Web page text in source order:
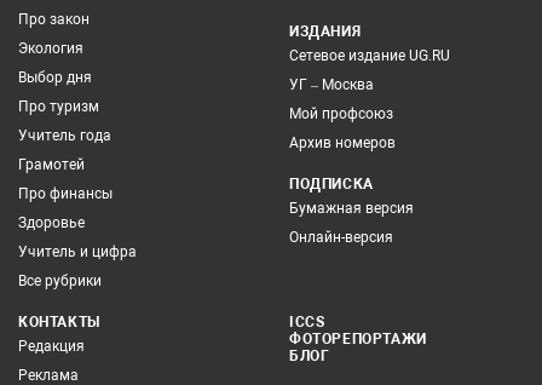
Про закон
Экология
Выбор дня
Про туризм
Учитель года
Грамотей
Про финансы
Здоровье
Учитель и цифра
Все рубрики
ИЗДАНИЯ
Сетевое издание UG.RU
УГ – Москва
Мой профсоюз
Архив номеров
ПОДПИСКА
Бумажная версия
Онлайн-версия
КОНТАКТЫ
Редакция
Реклама
ICCS
ФОТОРЕПОРТАЖИ
БЛОГ